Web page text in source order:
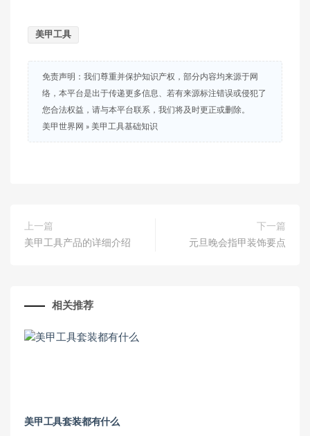
美甲工具
免责声明：我们尊重并保护知识产权，部分内容均来源于网
络，本平台是出于传递更多信息、若有来源标注错误或侵犯了
您合法权益，请与本平台联系，我们将及时更正或删除。
美甲世界网 » 美甲工具基础知识
上一篇
美甲工具产品的详细介绍
下一篇
元旦晚会指甲装饰要点
相关推荐
美甲工具套装都有什么